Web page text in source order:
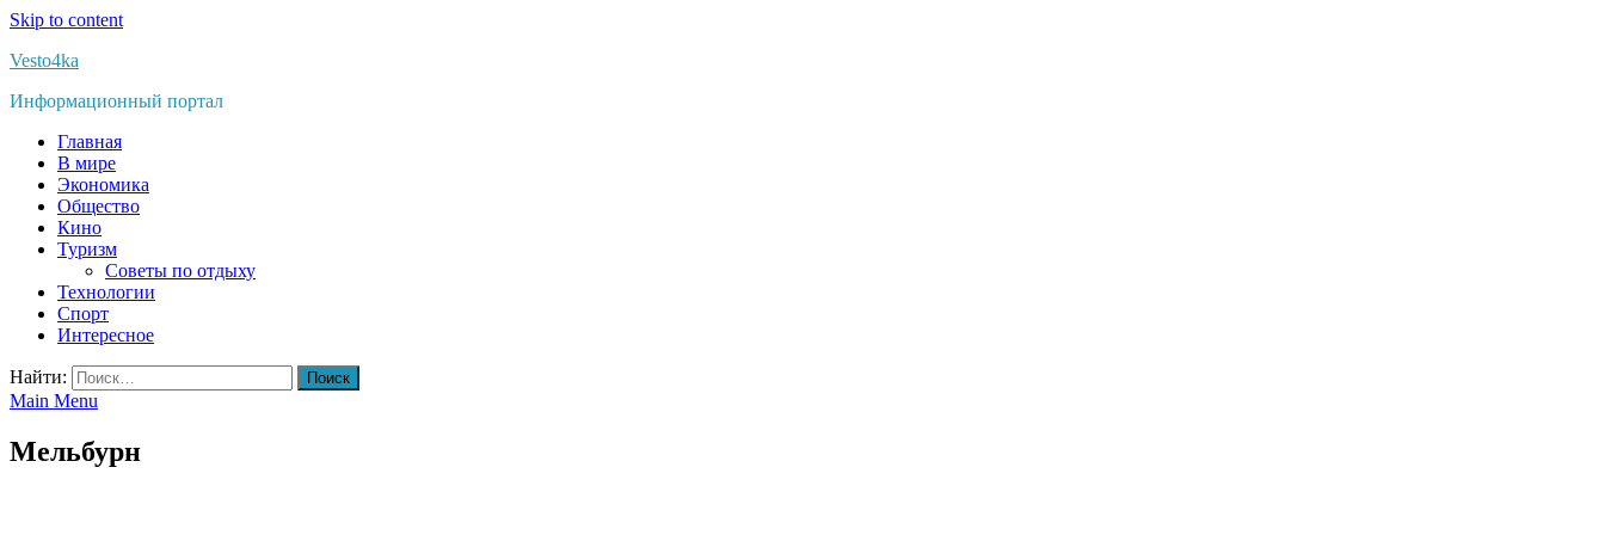
Skip to content
Vesto4ka
Информационный портал
Главная
В мире
Экономика
Общество
Кино
Туризм
Советы по отдыху
Технологии
Спорт
Интересное
Найти:
Main Menu
Мельбурн